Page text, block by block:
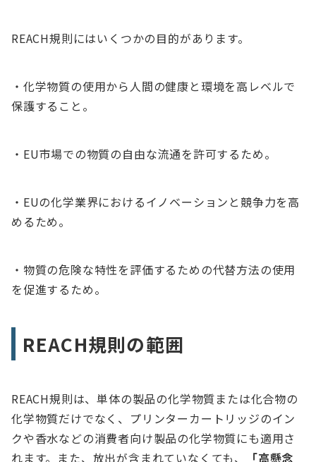
REACH規則にはいくつかの目的があります。
・化学物質の使用から人間の健康と環境を高レベルで
保護すること。
・EU市場での物質の自由な流通を許可するため。
・EUの化学業界におけるイノベーションと競争力を高
めるため。
・物質の危険な特性を評価するための代替方法の使用
を促進するため。
REACH規則の範囲
REACH規則は、単体の製品の化学物質または化合物の
化学物質だけでなく、プリンターカートリッジのイン
クや香水などの消費者向け製品の化学物質にも適用さ
れます。また、放出が含まれていなくても、
「高懸念